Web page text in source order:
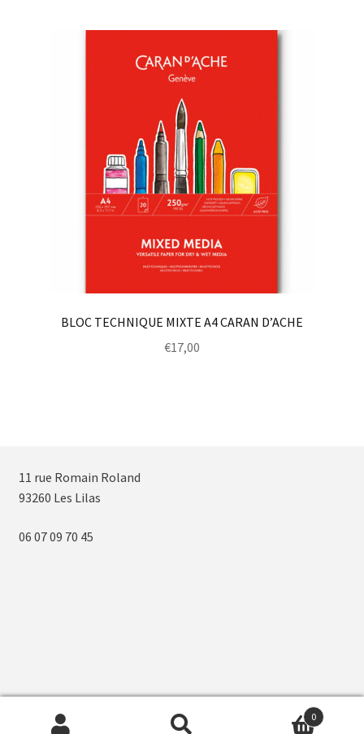
BLOC TECHNIQUE MIXTE A4 CARAN D’ACHE
€17,00
11 rue Romain Roland
93260 Les Lilas
06 07 09 70 45
0